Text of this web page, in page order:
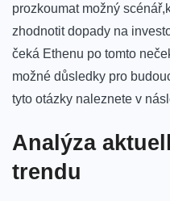
prozkoumat možný
zhodnotit dopady na
⁤čeká Ethenu po tomto
možné důsledky pro
tyto otázky naleznete v
Analýza
trendu